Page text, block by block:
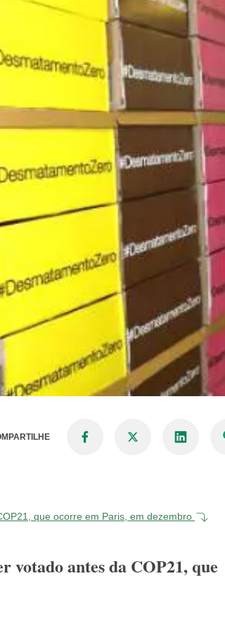
que ocorre em Paris, em dezembro
votado antes da COP21, que